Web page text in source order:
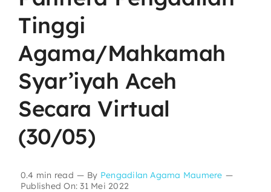
Publikasi
Informasi Lainnya
Tinggi
Agama/Mahkamah
Syar’iyah Aceh
Secara Virtual
(30/05)
0.4 min read — By Pengadilan Agama Maumere —
Published On: 31 Mei 2022